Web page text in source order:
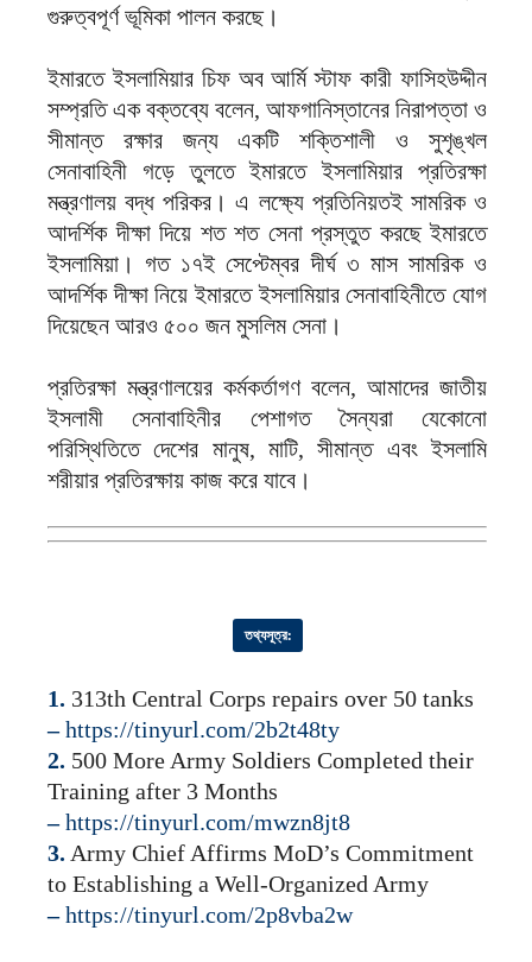
গুরুত্বপূর্ণ ভূমিকা পালন করছে।
ইমারতে ইসলামিয়ার চিফ অব আর্মি স্টাফ কারী ফাসিহউদ্দীন
সম্প্রতি এক বক্তব্যে বলেন, আফগানিস্তানের নিরাপত্তা ও
সীমান্ত রক্ষার জন্য একটি শক্তিশালী ও সুশৃঙ্খল
সেনাবাহিনী গড়ে তুলতে ইমারতে ইসলামিয়ার প্রতিরক্ষা
মন্ত্রণালয় বদ্ধ পরিকর। এ লক্ষ্যে প্রতিনিয়তই সামরিক ও
আদর্শিক দীক্ষা দিয়ে শত শত সেনা প্রস্তুত করছে ইমারতে
ইসলামিয়া। গত ১৭ই সেপ্টেম্বর দীর্ঘ ৩ মাস সামরিক ও
আদর্শিক দীক্ষা নিয়ে ইমারতে ইসলামিয়ার সেনাবাহিনীতে যোগ
দিয়েছেন আরও ৫০০ জন মুসলিম সেনা।
প্রতিরক্ষা মন্ত্রণালয়ের কর্মকর্তাগণ বলেন, আমাদের জাতীয়
ইসলামী সেনাবাহিনীর পেশাগত সৈন্যরা যেকোনো
পরিস্থিতিতে দেশের মানুষ, মাটি, সীমান্ত এবং ইসলামি
শরীয়ার প্রতিরক্ষায় কাজ করে যাবে।
তথ্যসূত্র:
1. 313th Central Corps repairs over 50 tanks
– https://tinyurl.com/2b2t48ty
2. 500 More Army Soldiers Completed their
Training after 3 Months
– https://tinyurl.com/mwzn8jt8
3. Army Chief Affirms MoD’s Commitment
to Establishing a Well-Organized Army
– https://tinyurl.com/2p8vba2w